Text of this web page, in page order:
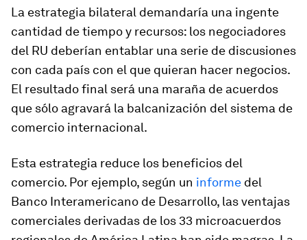
La estrategia bilateral demandaría una ingente
cantidad de tiempo y recursos: los negociadores
del RU deberían entablar una serie de discusiones
con cada país con el que quieran hacer negocios.
El resultado final será una maraña de acuerdos
que sólo agravará la balcanización del sistema de
comercio internacional.
Esta estrategia reduce los beneficios del
comercio. Por ejemplo, según un informe del
Banco Interamericano de Desarrollo, las ventajas
comerciales derivadas de los 33 microacuerdos